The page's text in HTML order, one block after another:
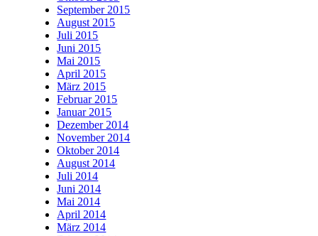
September 2015
August 2015
Juli 2015
Juni 2015
Mai 2015
April 2015
März 2015
Februar 2015
Januar 2015
Dezember 2014
November 2014
Oktober 2014
August 2014
Juli 2014
Juni 2014
Mai 2014
April 2014
März 2014